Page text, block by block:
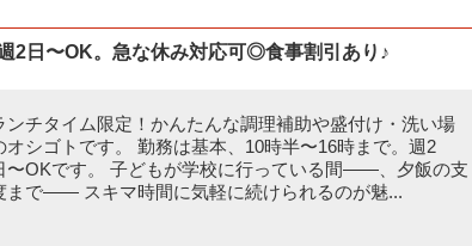
2日〜OK。急な休み対応可◎食事割引あり♪
ンチタイム限定！かんたんな調理補助や盛付け・洗い場
オシゴトです。 勤務は基本、10時半〜16時まで。週2
〜OKです。 子どもが学校に行っている間――、夕飯の支
まで―― スキマ時間に気軽に続けられるのが魅...